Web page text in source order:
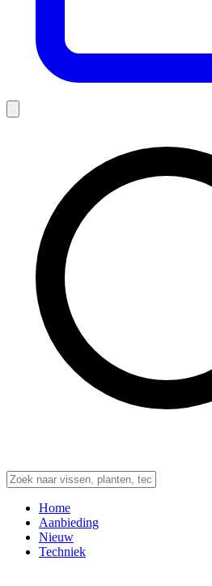
Home
Aanbieding
Nieuw
Techniek